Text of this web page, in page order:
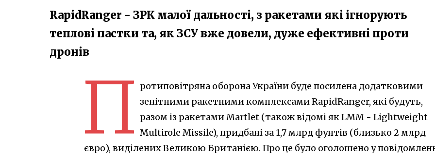
RapidRanger - ЗРК малої дальності, з ракетами які ігнорують
теплові пастки та, як ЗСУ вже довели, дуже ефективні проти
дронів
П ротиповітряна оборона України буде посилена додатковими
зенітними ракетними комплексами RapidRanger, які будуть,
разом із ракетами Martlet (також відомі як LMM - Lightweight
Multirole Missile), придбані за 1,7 млрд фунтів (близько 2 млрд
євро), виділених Великою Британією. Про це було оголошено у